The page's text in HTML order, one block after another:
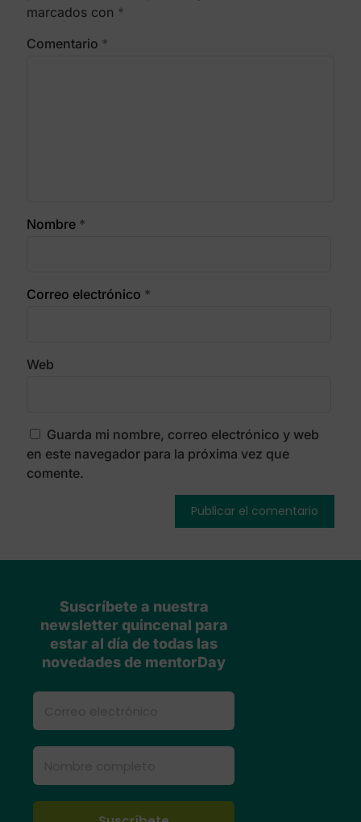
marcados con *
Comentario *
Nombre *
Correo electrónico *
Web
Guarda mi nombre, correo electrónico y web
en este navegador para la próxima vez que
comente.
Suscríbete a nuestra
newsletter quincenal para
estar al día de todas las
novedades de mentorDay